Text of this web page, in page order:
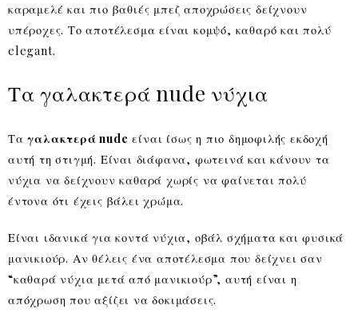
καραμελέ και πιο βαθιές μπεζ αποχρώσεις δείχνουν
υπέροχες. Το αποτέλεσμα είναι κομψό, καθαρό και πολύ
elegant.
Τα γαλακτερά nude νύχια
Ταγαλακτερά nude είναι ίσως η πιο δημοφιλής εκδοχή
αυτή τη στιγμή. Είναι διάφανα, φωτεινά και κάνουν τα
νύχια να δείχνουν καθαρά χωρίς να φαίνεται πολύ
έντονα ότι έχεις βάλει χρώμα.
Είναι ιδανικά για κοντά νύχια, οβάλ σχήματα και φυσικά
μανικιούρ. Αν θέλεις ένα αποτέλεσμα που δείχνει σαν
“καθαρά νύχια μετά από μανικιούρ”, αυτή είναι η
απόχρωση που αξίζει να δοκιμάσεις.